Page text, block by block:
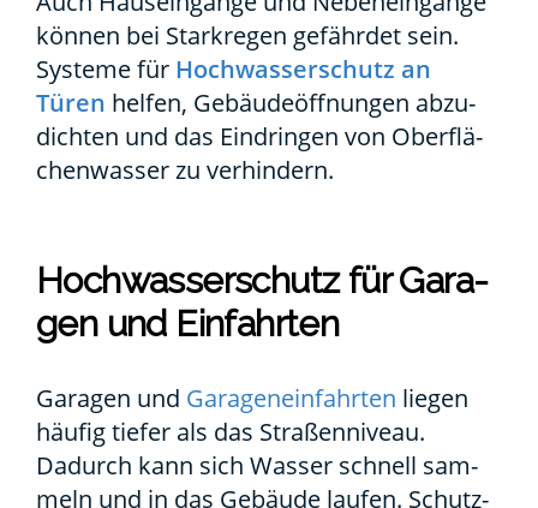
kön­nen bei Stark­re­gen gefähr­det sein.
Sys­te­me für Hoch­was­ser­schutz an
Türen hel­fen, Gebäu­de­öff­nun­gen abzu­
dich­ten und das Ein­drin­gen von Ober­flä­
chen­was­ser zu ver­hin­dern.
Hoch­was­ser­schutz für Gara­
gen und Ein­fahr­ten
Gara­gen und Gara­gen­ein­fahr­ten lie­gen
häu­fig tie­fer als das Stra­ßen­ni­veau.
Dadurch kann sich Was­ser schnell sam­
meln und in das Gebäu­de lau­fen. Schutz­